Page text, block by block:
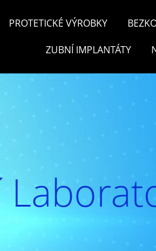
PROTETICKÉ VÝROBKY
ZUBNÍ IMPLANTÁTY